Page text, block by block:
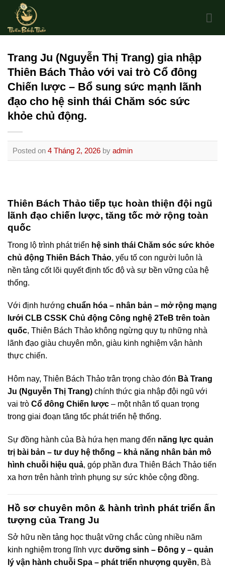
content
Trang Ju (Nguyễn Thị Trang) gia nhập
Thiên Bách Thảo với vai trò Cổ đông
Chiến lược – Bổ sung sức mạnh lãnh
đạo cho hệ sinh thái Chăm sóc sức
khỏe chủ động.
Posted on 4 Tháng 2, 2026 by admin
Thiên Bách Thảo tiếp tục hoàn thiện đội ngũ
lãnh đạo chiến lược, tăng tốc mở rộng toàn
quốc
Trong lộ trình phát triển hệ sinh thái Chăm sóc sức khỏe
chủ động Thiên Bách Thảo, yếu tố con người luôn là
nền tảng cốt lõi quyết định tốc độ và sự bền vững của hệ
thống.
Với định hướng chuẩn hóa – nhân bản – mở rộng mạng
lưới CLB CSSK Chủ động Công nghệ 2TeB trên toàn
quốc, Thiên Bách Thảo không ngừng quy tụ những nhà
lãnh đạo giàu chuyên môn, giàu kinh nghiệm vận hành
thực chiến.
Hôm nay, Thiên Bách Thảo trân trọng chào đón Bà Trang
Ju (Nguyễn Thị Trang) chính thức gia nhập đội ngũ với
vai trò Cổ đông Chiến lược – một nhân tố quan trọng
trong giai đoạn tăng tốc phát triển hệ thống.
Sự đồng hành của Bà hứa hẹn mang đến năng lực quản
trị bài bản – tư duy hệ thống – khả năng nhân bản mô
hình chuỗi hiệu quả, góp phần đưa Thiên Bách Thảo tiến
xa hơn trên hành trình phụng sự sức khỏe cộng đồng.
Hồ sơ chuyên môn & hành trình phát triển ấn
tượng của Trang Ju
Sở hữu nền tảng học thuật vững chắc cùng nhiều năm
kinh nghiệm trong lĩnh vực dưỡng sinh – Đông y – quản
lý vận hành chuỗi Spa – phát triển nhượng quyền, Bà